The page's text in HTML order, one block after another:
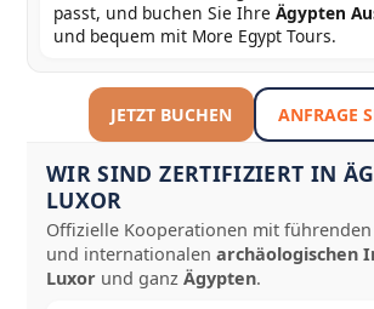
passt, und buchen Sie Ihre Ägypten
und bequem mit More Egypt Tours.
JETZT BUCHEN ANFRAGE
WIR SIND ZERTIFIZIERT IN
LUXOR
Offizielle Kooperationen mit führenden
und internationalen archäologischen
Luxor und ganz Ägypten.